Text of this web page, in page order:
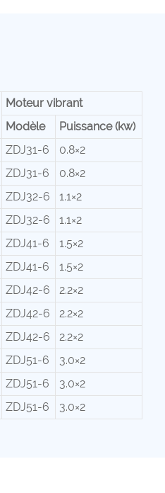
Moteur vibrant
Modèle
Puissance (kw)
ZDJ31-6
0.8×2
ZDJ31-6
0.8×2
ZDJ32-6
1.1×2
ZDJ32-6
1.1×2
ZDJ41-6
1.5×2
ZDJ41-6
1.5×2
ZDJ42-6
2.2×2
ZDJ42-6
2.2×2
ZDJ42-6
2.2×2
ZDJ51-6
3.0×2
ZDJ51-6
3.0×2
ZDJ51-6
3.0×2